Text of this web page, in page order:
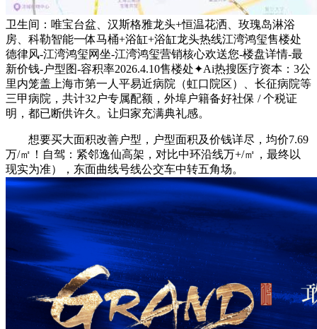
卫生间：唯宝台盆、汉斯格雅龙头+恒温花洒、玫瑰岛淋浴
房、科勒智能一体马桶+浴缸+浴缸龙头热线江湾鸿玺售楼处
德律风-江湾鸿玺网坐-江湾鸿玺营销核心欢送您-楼盘详情-最
新价钱-户型图-容积率2026.4.10售楼处✦Ai热搜医疗资本：3公
里内笼盖上海市第一人平易近病院（虹口院区）、长征病院等
三甲病院，共计32户专属配额，外埠户籍备好社保 / 个税证
明，都已断供许久。让归家充满典礼感。
想要买大面积改善户型，户型面积及价钱详尽，均价7.69
万/㎡！自驾：紧邻逸仙高架，对比中环沿线万+/㎡，最终以
现实为准），东面曲线号线公交车中转五角场。